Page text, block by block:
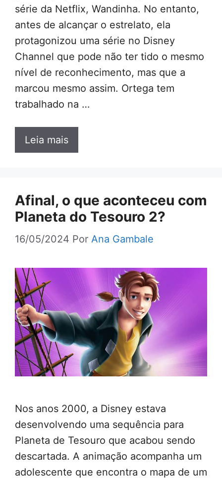
série da Netflix, Wandinha. No entanto,
antes de alcançar o estrelato, ela
protagonizou uma série no Disney
Channel que pode não ter tido o mesmo
nível de reconhecimento, mas que a
marcou mesmo assim. Ortega tem
trabalhado na …
Leia mais
Afinal, o que aconteceu com
Planeta do Tesouro 2?
16/05/2024 Por Ana Gambale
Nos anos 2000, a Disney estava
desenvolvendo uma sequência para
Planeta de Tesouro que acabou sendo
descartada. A animação acompanha um
adolescente que encontra o mapa de um